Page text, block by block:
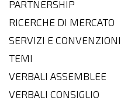
PARTNERSHIP
RICERCHE DI MERCATO
SERVIZI E CONVENZIONI
TEMI
VERBALI ASSEMBLEE
VERBALI CONSIGLIO